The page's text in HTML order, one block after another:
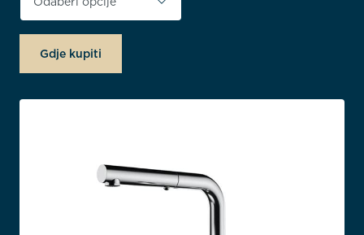
Boja proizvoda
Gdje kupiti